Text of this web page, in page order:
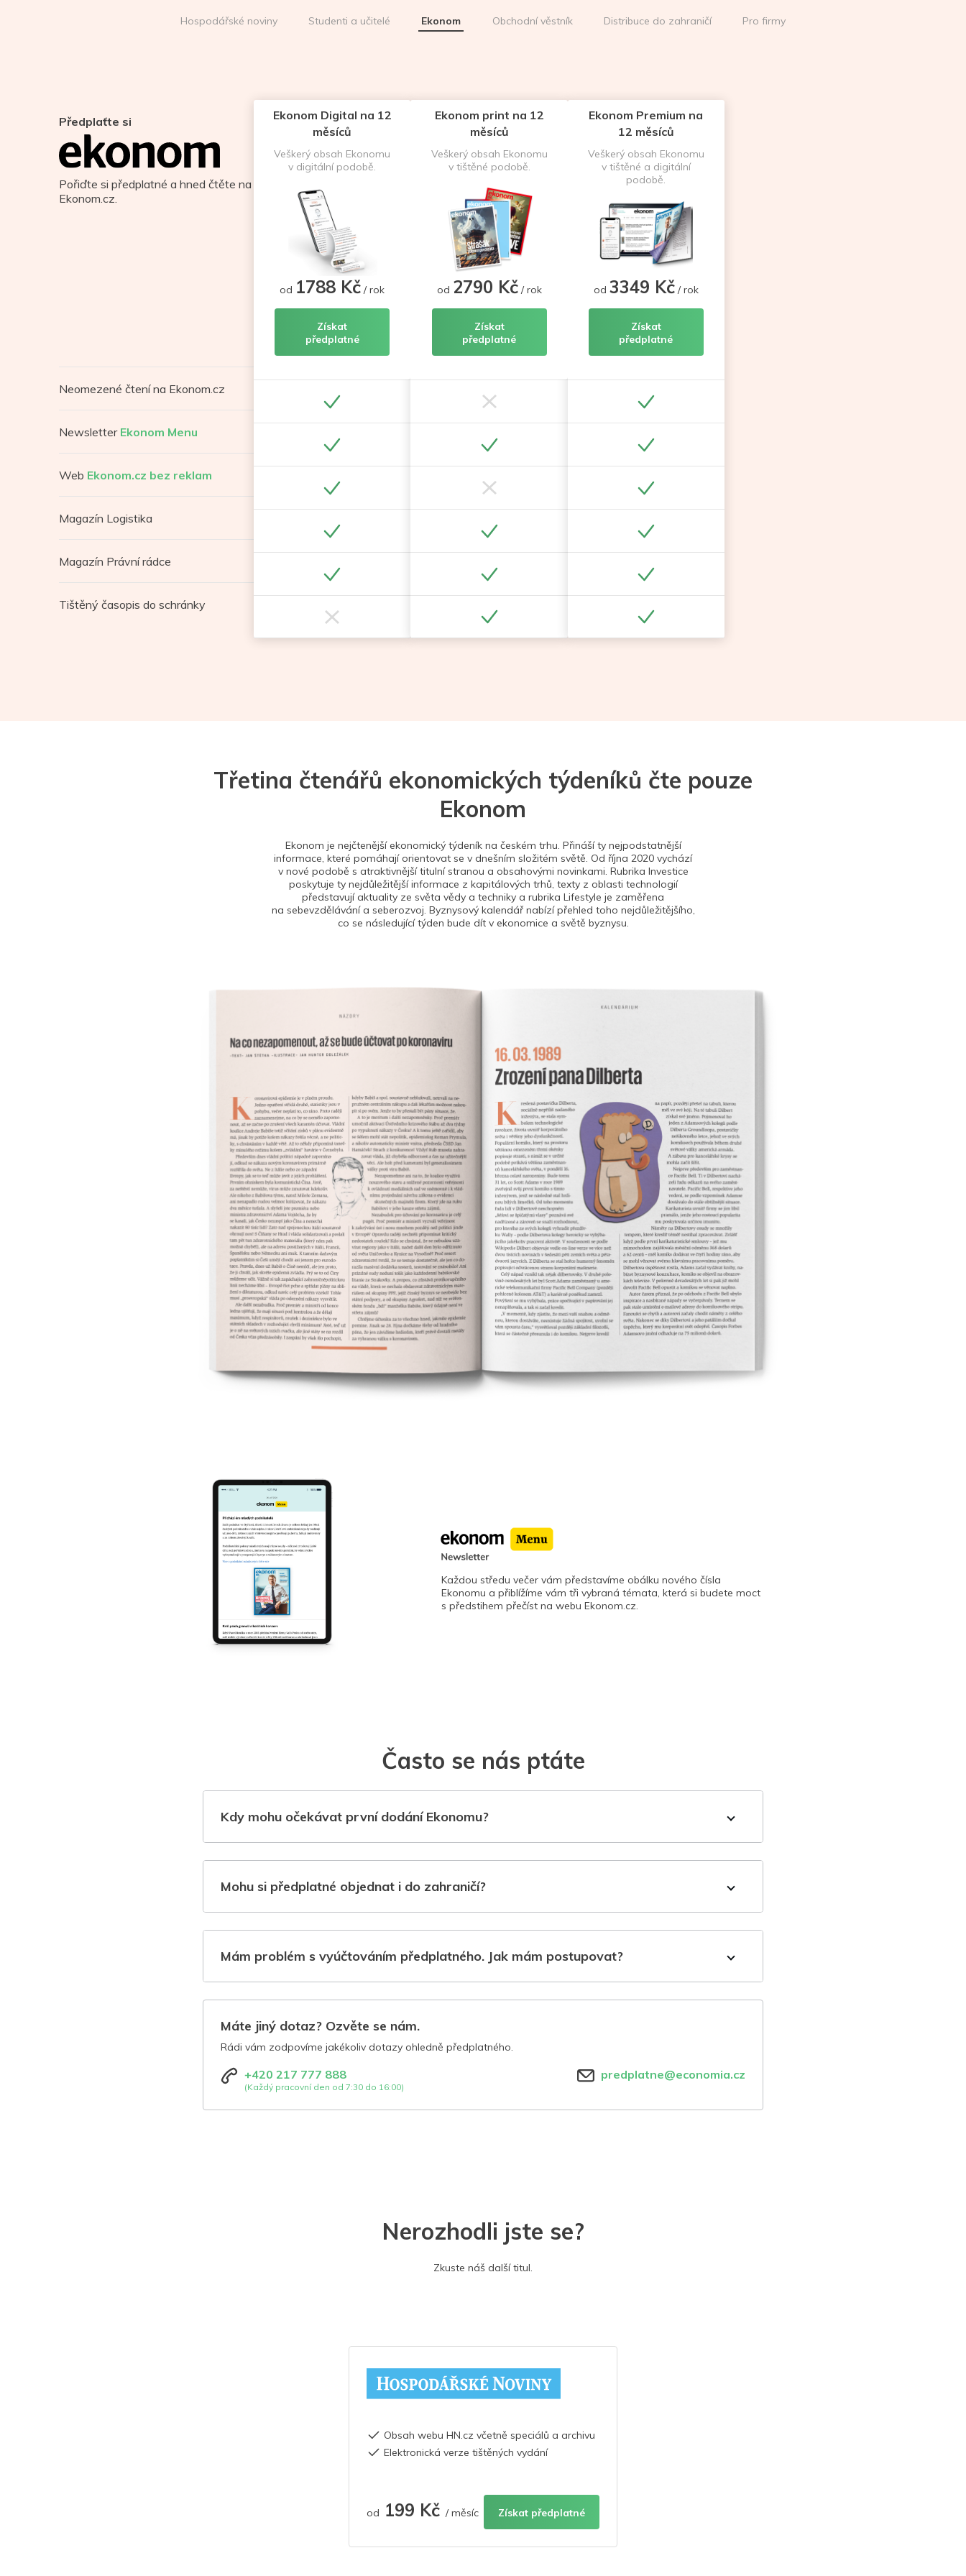
Hospodářské noviny Studenti a učitelé Ekonom Obchodní věstník Distribuce do zahraničí Pro firmy
Předplaťte si
Pořiďte si předplatné a hned čtěte na
Ekonom.cz.
Neomezené čtení na Ekonom.cz
Newsletter Ekonom Menu
Web Ekonom.cz bez reklam
Magazín Logistika
Magazín Právní rádce
Tištěný časopis do schránky
Ekonom Digital na 12
měsíců
Veškerý obsah Ekonomu
v digitální podobě.
od 1788 Kč / rok
Získat
předplatné
Ekonom print na 12
měsíců
Veškerý obsah Ekonomu
v tištěné podobě.
od 2790 Kč/ rok
Získat
předplatné
Ekonom Premium na
12 měsíců
Veškerý obsah Ekonomu
v tištěné a digitální
podobě.
od 3349 Kč/ rok
Získat
předplatné
Třetina čtenářů ekonomických týdeníků čte pouze
Ekonom
Ekonom je nejčtenější ekonomický týdeník na českém trhu. Přináší ty nejpodstatnější
informace, které pomáhají orientovat se v dnešním složitém světě. Od října 2020 vychází
v nové podobě s atraktivnější titulní stranou a obsahovými novinkami. Rubrika Investice
poskytuje ty nejdůležitější informace z kapitálových trhů, texty z oblasti technologií
představují aktuality ze světa vědy a techniky a rubrika Lifestyle je zaměřena
na sebevzdělávání a seberozvoj. Byznysový kalendář nabízí přehled toho nejdůležitějšího,
co se následující týden bude dít v ekonomice a světě byznysu.
Každou středu večer vám představíme obálku nového čísla
Ekonomu a přiblížíme vám tři vybraná témata, která si budete moct
s předstihem přečíst na webu Ekonom.cz.
Často se nás ptáte
Kdy mohu očekávat první dodání Ekonomu?
Mohu si předplatné objednat i do zahraničí?
Mám problém s vyúčtováním předplatného. Jak mám postupovat?
Máte jiný dotaz? Ozvěte se nám.
Rádi vám zodpovíme jakékoliv dotazy ohledně předplatného.
+420 217 777 888
(Každý pracovní den od 7:30 do 16:00)
predplatne@economia.cz
Nerozhodli jste se?
Zkuste náš další titul.
Obsah webu HN.cz včetně speciálů a archivu
Elektronická verze tištěných vydání
od 199 Kč / měsíc Získat předplatné